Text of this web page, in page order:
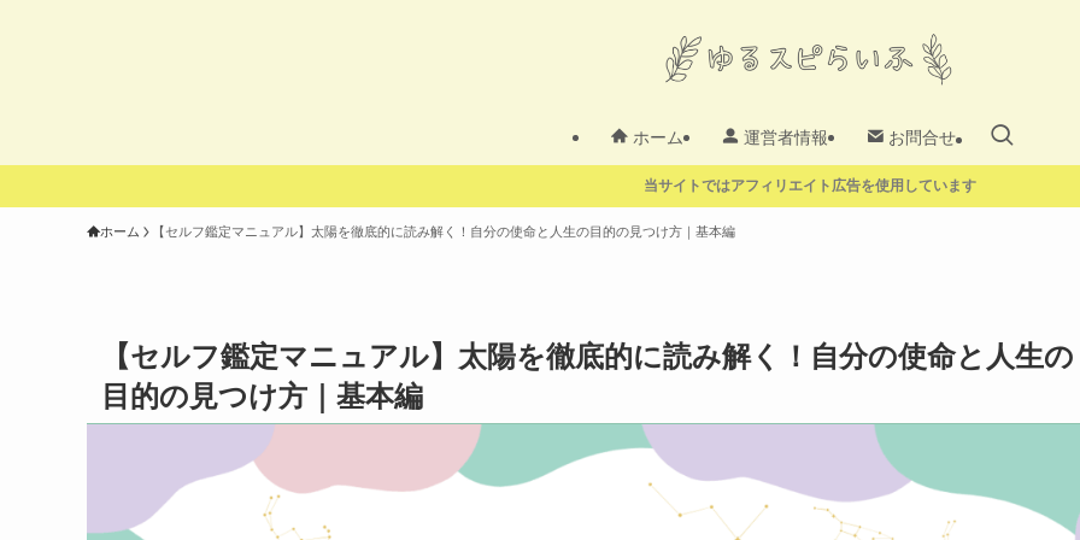
ホーム 運営者情報 お問合せ
当サイトではアフィリエイト広告を使用しています
ホーム 【セルフ鑑定マニュアル】太陽を徹底的に読み解く！自分の使命と人生の目的の見つけ方｜基本編
【セルフ鑑定マニュアル】太陽を徹底的に読み解く！自分の使命と人生の
目的の見つけ方｜基本編